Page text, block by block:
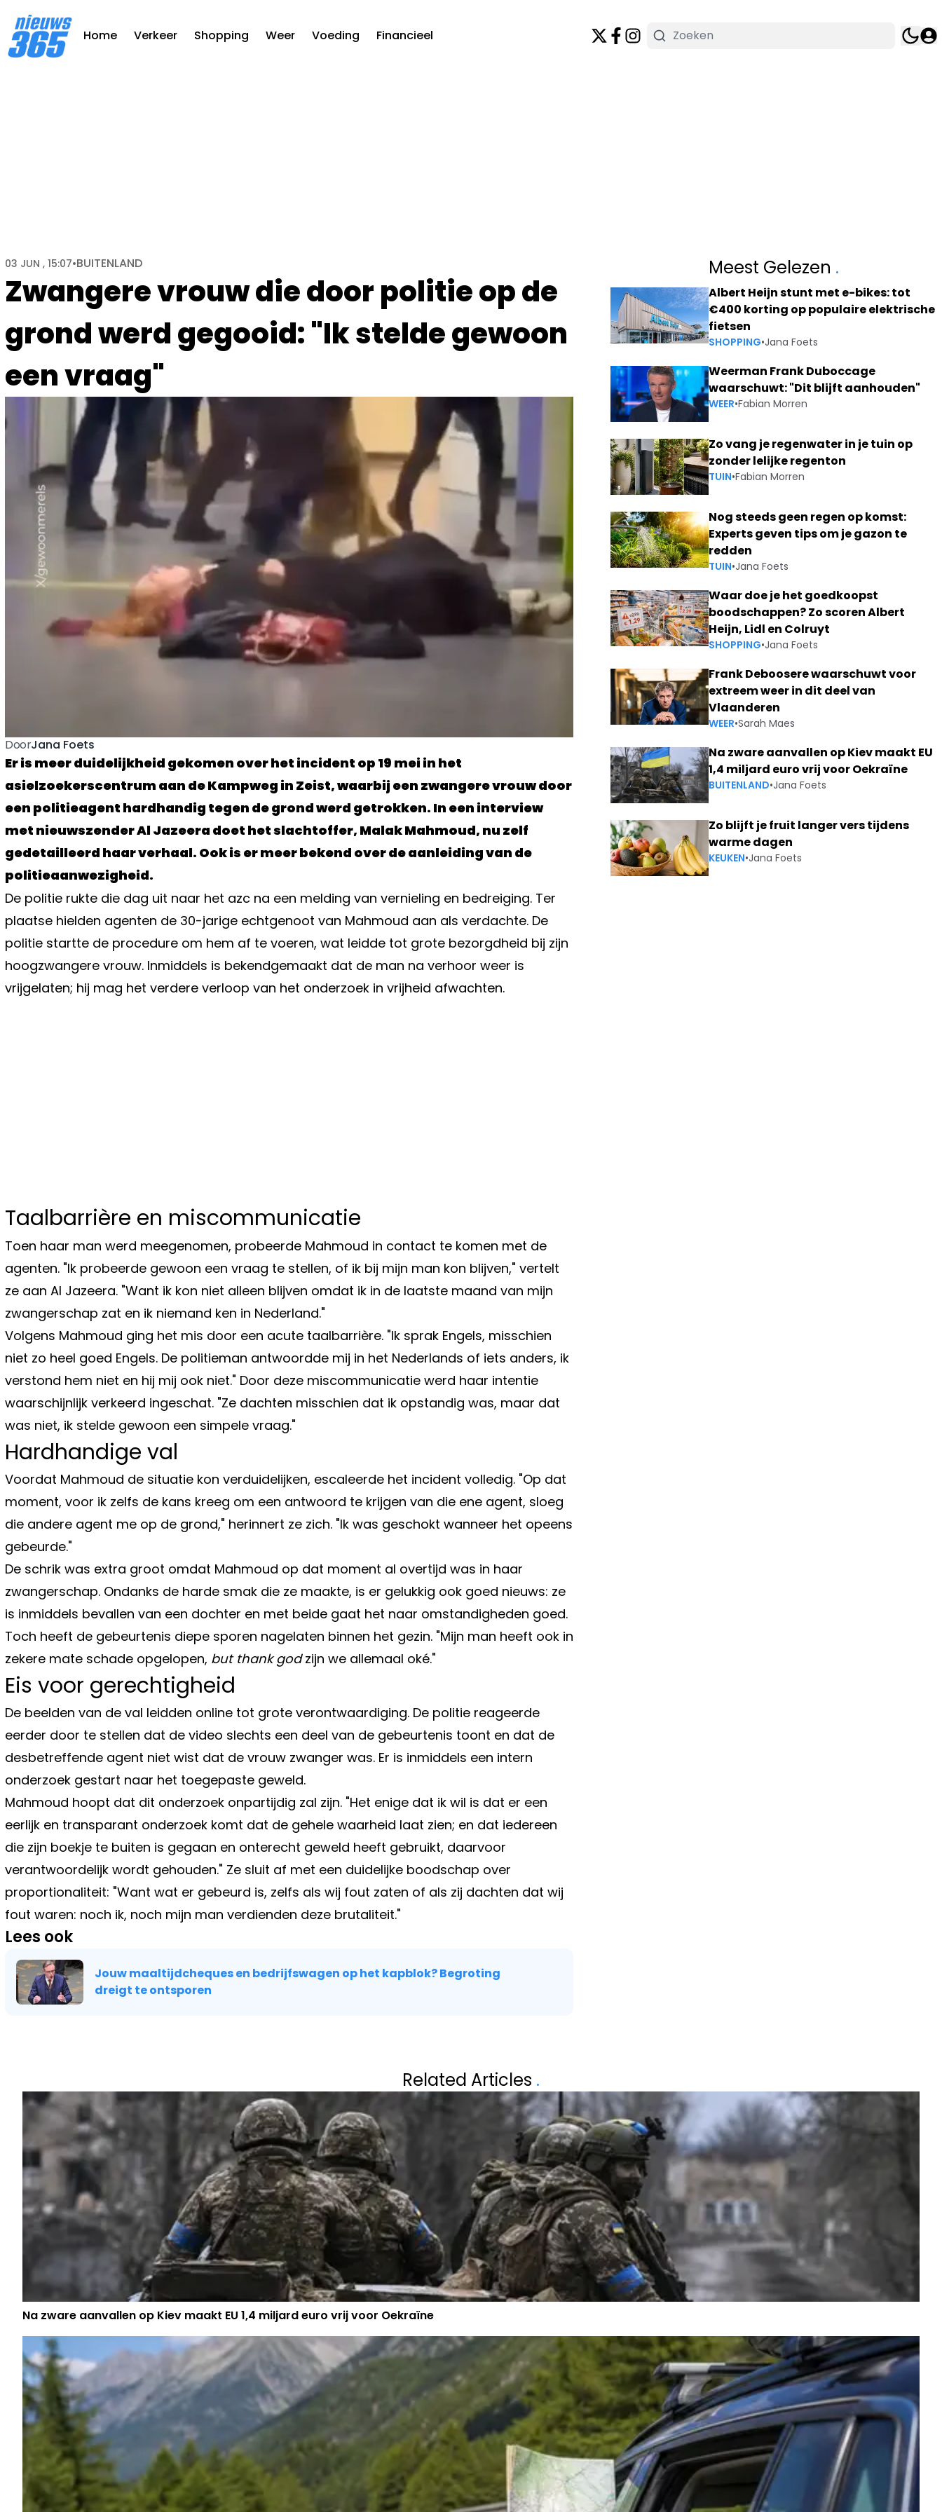
Home Verkeer Shopping Weer Voeding Financieel
Zwangere vrouw die door politie op de
grond werd gegooid: "Ik stelde gewoon
een vraag"
03 JUN , 15:07•BUITENLAND
DoorJana Foets
Er is meer duidelijkheid gekomen over het incident op 19 mei in het
asielzoekerscentrum aan de Kampweg in Zeist, waarbij een zwangere vrouw door
een politieagent hardhandig tegen de grond werd getrokken. In een interview
met nieuwszender Al Jazeera doet het slachtoffer, Malak Mahmoud, nu zelf
gedetailleerd haar verhaal. Ook is er meer bekend over de aanleiding van de
politieaanwezigheid.
De politie rukte die dag uit naar het azc na een melding van vernieling en bedreiging. Ter
plaatse hielden agenten de 30-jarige echtgenoot van Mahmoud aan als verdachte. De
politie startte de procedure om hem af te voeren, wat leidde tot grote bezorgdheid bij zijn
hoogzwangere vrouw. Inmiddels is bekendgemaakt dat de man na verhoor weer is
vrijgelaten; hij mag het verdere verloop van het onderzoek in vrijheid afwachten.
Taalbarrière en miscommunicatie
Toen haar man werd meegenomen, probeerde Mahmoud in contact te komen met de
agenten. "Ik probeerde gewoon een vraag te stellen, of ik bij mijn man kon blijven," vertelt
ze aan Al Jazeera. "Want ik kon niet alleen blijven omdat ik in de laatste maand van mijn
zwangerschap zat en ik niemand ken in Nederland."
Volgens Mahmoud ging het mis door een acute taalbarrière. "Ik sprak Engels, misschien
niet zo heel goed Engels. De politieman antwoordde mij in het Nederlands of iets anders, ik
verstond hem niet en hij mij ook niet." Door deze miscommunicatie werd haar intentie
waarschijnlijk verkeerd ingeschat. "Ze dachten misschien dat ik opstandig was, maar dat
was niet, ik stelde gewoon een simpele vraag."
Hardhandige val
Voordat Mahmoud de situatie kon verduidelijken, escaleerde het incident volledig. "Op dat
moment, voor ik zelfs de kans kreeg om een antwoord te krijgen van die ene agent, sloeg
die andere agent me op de grond," herinnert ze zich. "Ik was geschokt wanneer het opeens
gebeurde."
De schrik was extra groot omdat Mahmoud op dat moment al overtijd was in haar
zwangerschap. Ondanks de harde smak die ze maakte, is er gelukkig ook goed nieuws: ze
is inmiddels bevallen van een dochter en met beide gaat het naar omstandigheden goed.
Toch heeft de gebeurtenis diepe sporen nagelaten binnen het gezin. "Mijn man heeft ook in
zekere mate schade opgelopen, but thank godzijn we allemaal oké."
Eis voor gerechtigheid
De beelden van de val leidden online tot grote verontwaardiging. De politie reageerde
eerder door te stellen dat de video slechts een deel van de gebeurtenis toont en dat de
desbetreffende agent niet wist dat de vrouw zwanger was. Er is inmiddels een intern
onderzoek gestart naar het toegepaste geweld.
Mahmoud hoopt dat dit onderzoek onpartijdig zal zijn. "Het enige dat ik wil is dat er een
eerlijk en transparant onderzoek komt dat de gehele waarheid laat zien; en dat iedereen
die zijn boekje te buiten is gegaan en onterecht geweld heeft gebruikt, daarvoor
verantwoordelijk wordt gehouden." Ze sluit af met een duidelijke boodschap over
proportionaliteit: "Want wat er gebeurd is, zelfs als wij fout zaten of als zij dachten dat wij
fout waren: noch ik, noch mijn man verdienden deze brutaliteit."
Lees ook
Jouw maaltijdcheques en bedrijfswagen op het kapblok? Begroting
dreigt te ontsporen
Meest Gelezen .
Albert Heijn stunt met e-bikes: tot
€400 korting op populaire elektrische
fietsen
SHOPPING•Jana Foets
Weerman Frank Duboccage
waarschuwt: "Dit blijft aanhouden"
WEER•Fabian Morren
Zo vang je regenwater in je tuin op
zonder lelijke regenton
TUIN•Fabian Morren
Nog steeds geen regen op komst:
Experts geven tips om je gazon te
redden
TUIN•Jana Foets
Waar doe je het goedkoopst
boodschappen? Zo scoren Albert
Heijn, Lidl en Colruyt
SHOPPING•Jana Foets
Frank Deboosere waarschuwt voor
extreem weer in dit deel van
Vlaanderen
WEER•Sarah Maes
Na zware aanvallen op Kiev maakt EU
1,4 miljard euro vrij voor Oekraïne
BUITENLAND•Jana Foets
Zo blijft je fruit langer vers tijdens
warme dagen
KEUKEN•Jana Foets
VERANDERT ER MOGELIJK VOOR JOUW
PORTEMONNEE
MARGRIET HERMANS (72) IS OVERLEDEN
Related Articles .
Na zware aanvallen op Kiev maakt EU 1,4 miljard euro vrij voor Oekraïne